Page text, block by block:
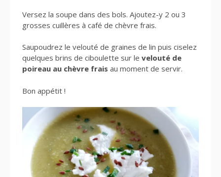
Versez la soupe dans des bols. Ajoutez-y 2 ou 3
grosses cuillères à café de chèvre frais.
Saupoudrez le velouté de graines de lin puis ciselez
quelques brins de ciboulette sur le velouté de
poireau au chèvre frais au moment de servir.
Bon appétit !